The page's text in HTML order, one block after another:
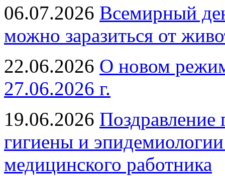
06.07.2026 Всемирный
можно заразиться от
22.06.2026 О новом
27.06.2026 г.
19.06.2026 Поздравление
гигиены и
медицинского работника